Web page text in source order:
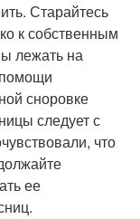
Старайтесь
к собственным
лежать на
сноровке
следует с
что
ее